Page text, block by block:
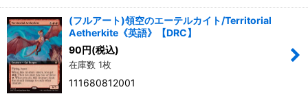
(フルアート)領空のエーテルカイト/Territorial
Aetherkite《英語》【DRC】
90円(税込)
在庫数 1枚
111680812001